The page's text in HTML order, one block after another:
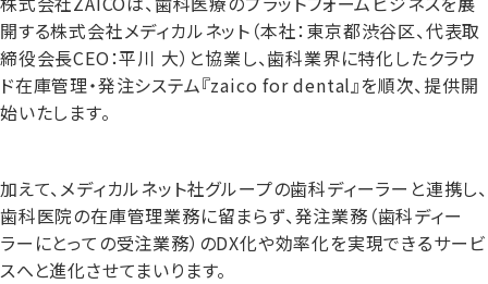
開する株式会社メディカルネット（本社：東京都渋谷区、代表取
締役会長CEO：平川 大）と協業し、歯科業界に特化したクラウ
ド在庫管理・発注システム『zaico for dental』を順次、提供開
始いたします。
加えて、メディカルネット社グループの歯科ディーラーと連携し、
歯科医院の在庫管理業務に留まらず、発注業務（歯科ディー
ラーにとっての受注業務）のDX化や効率化を実現できるサービ
スへと進化させてまいります。